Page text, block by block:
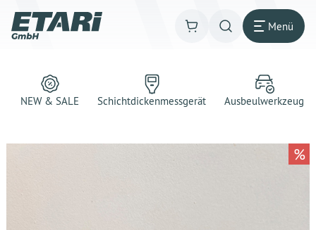
Menü
NEW & SALE Schichtdickenmessgerät Ausbeulwerkzeug
%